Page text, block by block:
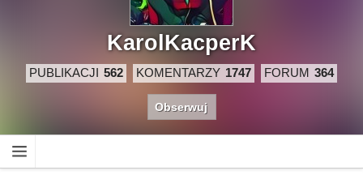
KarolKacperK
PUBLIKACJI 562 KOMENTARZY 1747 FORUM 364
Obserwuj